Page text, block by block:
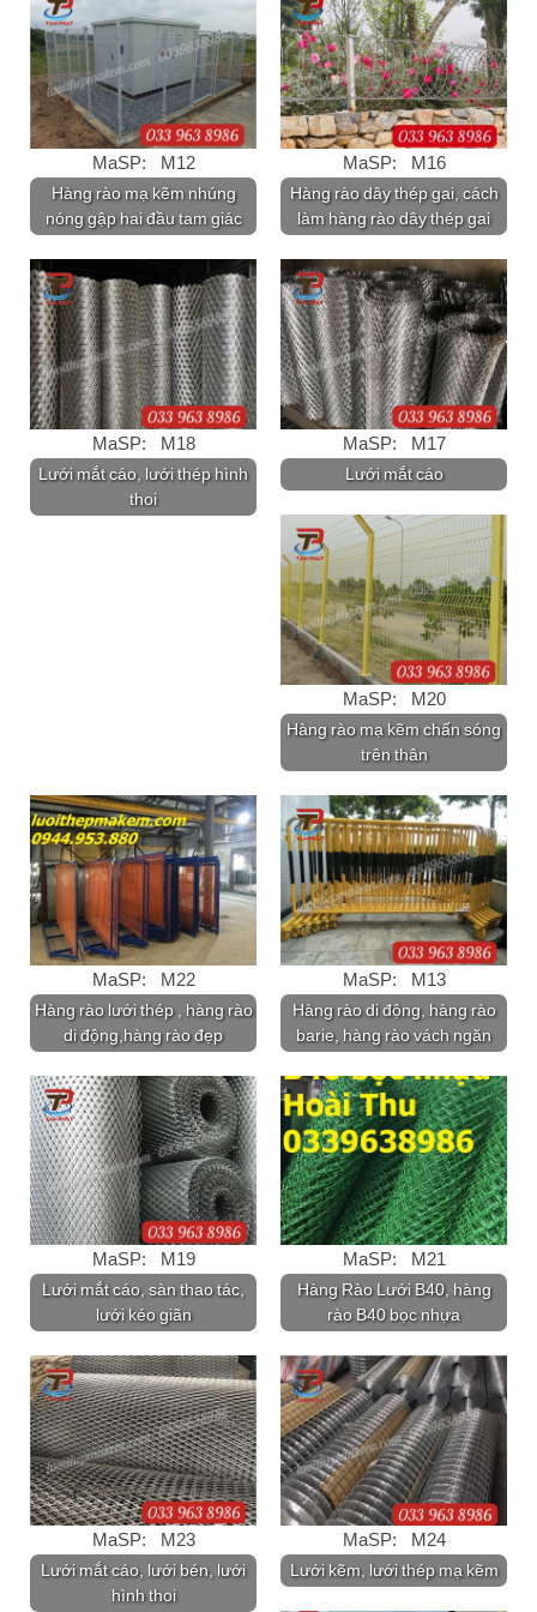
MaSP: M12
Hàng rào mạ kẽm nhúng
nóng gập hai đầu tam giác
MaSP: M16
Hàng rào dây thép gai, cách
làm hàng rào dây thép gai
MaSP: M18
Lưới mắt cáo, lưới thép hình
thoi
MaSP: M17
Lưới mắt cáo
MaSP: M20
Hàng rào mạ kẽm chấn sóng
trên thân
MaSP: M22
Hàng rào lưới thép , hàng rào
di động,hàng rào đẹp
MaSP: M13
Hàng rào di động, hàng rào
barie, hàng rào vách ngăn
MaSP: M19
Lưới mắt cáo, sàn thao tác,
lưới kéo giãn
MaSP: M21
Hàng Rào Lưới B40, hàng
rào B40 bọc nhựa
MaSP: M23
Lưới mắt cáo, lưới bén, lưới
hình thoi
MaSP: M24
Lưới kẽm, lưới thép mạ kẽm